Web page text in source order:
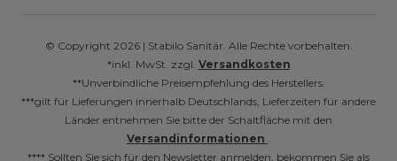
© Copyright 2026 | Stabilo Sanitär. Alle Rechte vorbehalten.
*inkl. MwSt. zzgl. Versandkosten
**Unverbindliche Preisempfehlung des Herstellers.
***gilt für Lieferungen innerhalb Deutschlands, Lieferzeiten für andere
Länder entnehmen Sie bitte der Schaltfläche mit den
Versandinformationen
**** Sollten Sie sich für den Newsletter anmelden, bekommen Sie als